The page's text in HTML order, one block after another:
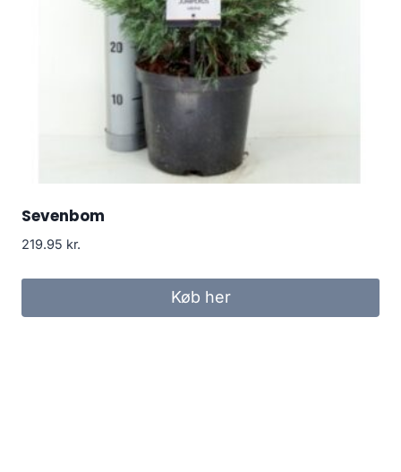
Sevenbom
219.95 kr.
Køb her